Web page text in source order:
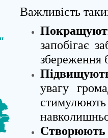
Важливість
запобігає
збереження
Підвищують
увагу
Створюють